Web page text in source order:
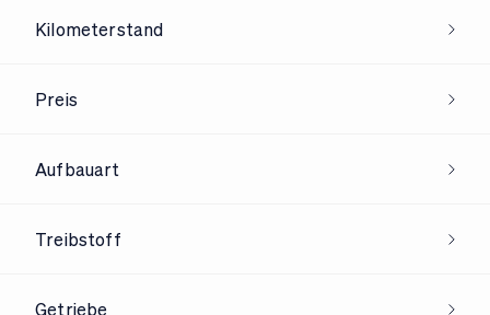
Kilometerstand
Preis
Aufbauart
Treibstoff
Getriebe